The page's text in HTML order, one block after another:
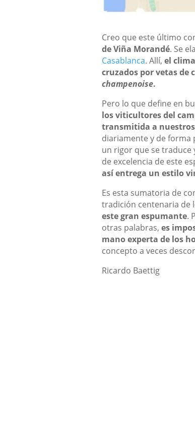
Creo que este último
de Viña Morandé. Se
Casablanca. Allí, el
cruzados por vetas de
champenoise.
Pero lo que define en
los viticultores del
transmitida a nuestros
diariamente y de forma
un rigor que se traduce
de excelencia de este
así entrega un estilo
Es esta sumatoria de
tradición centenaria de
este gran espumante.
otras palabras, es
mano experta de los
concepto a veces
Ricardo Baettig